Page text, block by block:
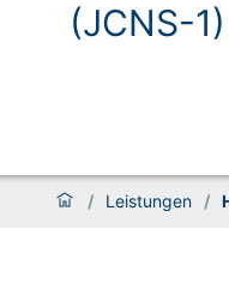
(JCNS-1)
/ Leistungen /